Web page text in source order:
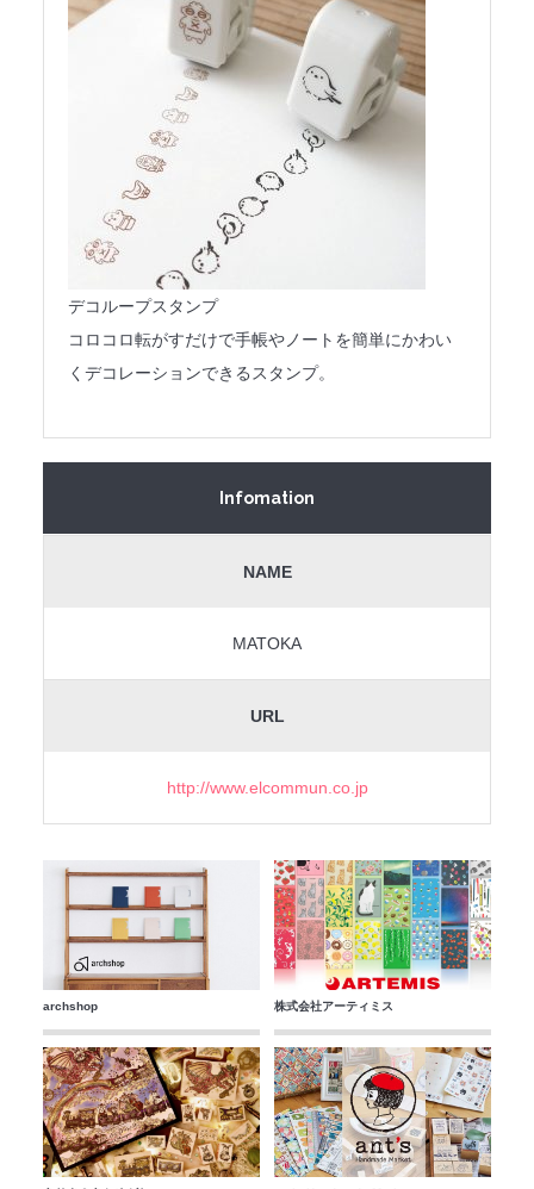
デコループスタンプ
コロコロ転がすだけで手帳やノートを簡単にかわい
くデコレーションできるスタンプ。
Infomation
NAME
MATOKA
URL
http://www.elcommun.co.jp
archshop 株式会社アーティミス